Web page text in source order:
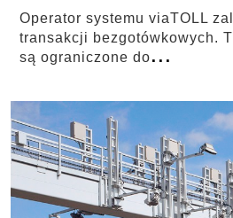
Operator systemu viaTOLL
transakcji bezgotówkowych.
są ograniczone do...